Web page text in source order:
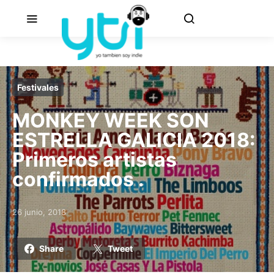
Festivales
MONKEY WEEK SON
ESTRELLA GALICIA 2018:
Primeros artistas
confirmados .
Posted on
26 junio, 2018
Share Tweet